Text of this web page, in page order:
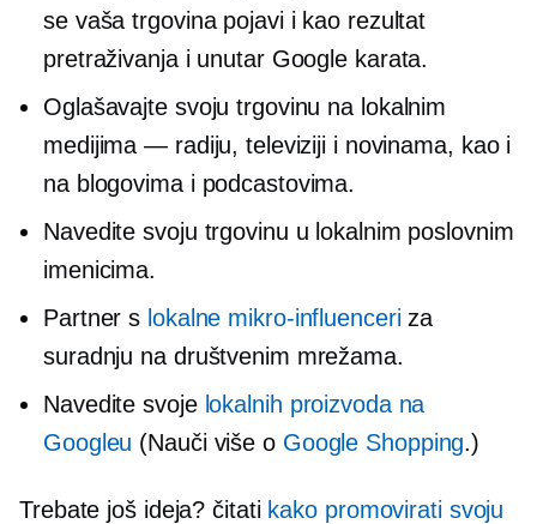
se vaša trgovina pojavi i kao rezultat
pretraživanja i unutar Google karata.
Oglašavajte svoju trgovinu na lokalnim
medijima — radiju, televiziji i novinama, kao i
na blogovima i podcastovima.
Navedite svoju trgovinu u lokalnim poslovnim
imenicima.
Partner s lokalne mikro-influenceriza
suradnju na društvenim mrežama.
Navedite svoje lokalnih proizvoda na
Googleu (Nauči više o Google Shopping.)
Trebate još ideja? čitati kako promovirati svoju